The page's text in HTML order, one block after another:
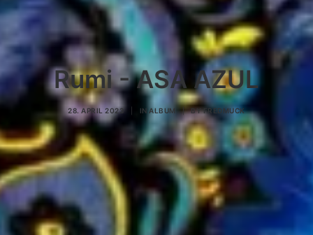
Rumi - ASA AZUL
28. APRIL 2023 IN ALBUM | BYFREDMUCK